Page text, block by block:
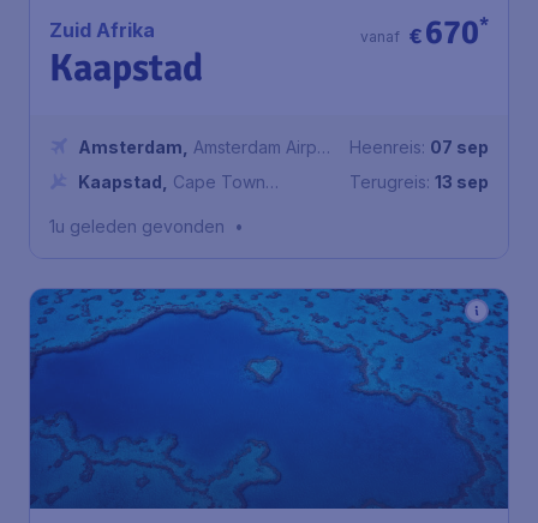
Zuid Afrika
Kaapstad
€670
Amsterdam
Amsterdam Airport
Schiphol
Kaapstad
Cape Town
Heenreis: 07 sep
Terugreis: 13 sep
1u geleden gevonden •